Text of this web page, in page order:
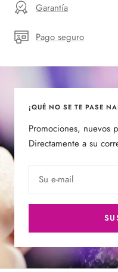
Garantía
Pago seguro
¡QUÉ NO SE TE PASE
Promociones, nuevos
Directamente a su
Su e-mail